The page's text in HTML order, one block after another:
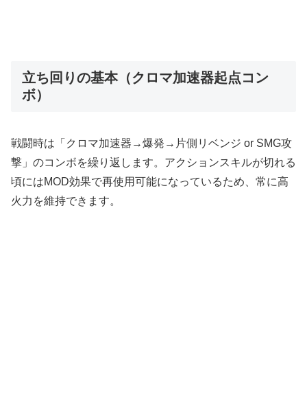
立ち回りの基本（クロマ加速器起点コン
ボ）
戦闘時は「クロマ加速器→爆発→片側リベンジ or SMG攻
撃」のコンボを繰り返します。アクションスキルが切れる
頃にはMOD効果で再使用可能になっているため、常に高
火力を維持できます。